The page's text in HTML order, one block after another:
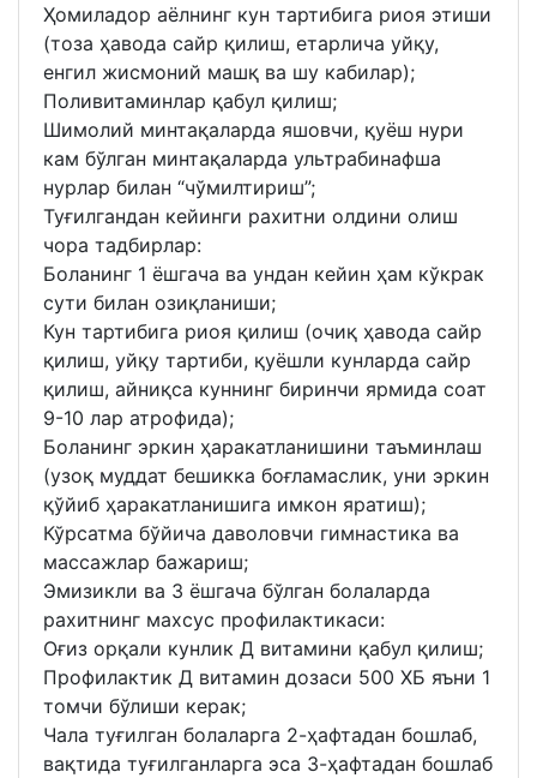
Ҳомиладор аёлнинг кун тартибига риоя этиши
(тоза ҳавода сайр қилиш, етарлича уйқу,
енгил жисмоний машқ ва шу кабилар);
Поливитаминлар қабул қилиш;
Шимолий минтақаларда яшовчи, қуёш нури
кам бўлган минтақаларда ультрабинафша
нурлар билан “чўмилтириш”;
Туғилгандан кейинги рахитни олдини олиш
чора тадбирлар:
Боланинг 1 ёшгача ва ундан кейин ҳам кўкрак
сути билан озиқланиши;
Кун тартибига риоя қилиш (очиқ ҳавода сайр
қилиш, уйқу тартиби, қуёшли кунларда сайр
қилиш, айниқса куннинг биринчи ярмида соат
9-10 лар атрофида);
Боланинг эркин ҳаракатланишини таъминлаш
(узоқ муддат бешикка боғламаслик, уни эркин
қўйиб ҳаракатланишига имкон яратиш);
Кўрсатма бўйича даволовчи гимнастика ва
массажлар бажариш;
Эмизикли ва 3 ёшгача бўлган болаларда
рахитнинг махсус профилактикаси:
Оғиз орқали кунлик Д витамини қабул қилиш;
Профилактик Д витамин дозаси 500 ХБ яъни 1
томчи бўлиши керак;
Чала туғилган болаларга 2-ҳафтадан бошлаб,
вақтида туғилганларга эса 3-ҳафтадан бошлаб